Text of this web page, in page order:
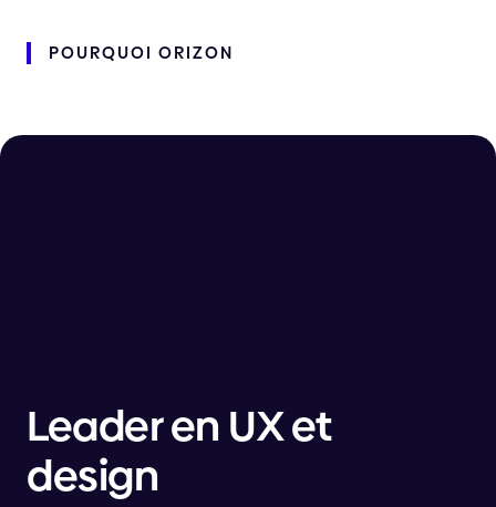
POURQUOI ORIZON
Leader en UX et
design